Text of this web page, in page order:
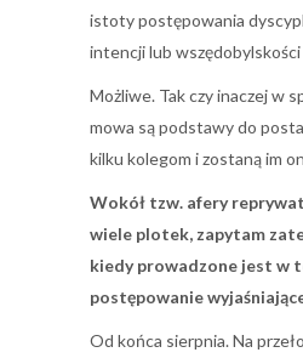
istoty postępowania
intencji lub wszędobylskości
Możliwe. Tak czy inaczej w
mowa są podstawy do
kilku kolegom i zostaną im
Wokół tzw. afery
wiele plotek, zapytam
kiedy prowadzone jest w
postępowanie
Od końca sierpnia. Na